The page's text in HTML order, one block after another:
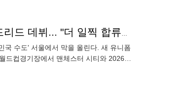
'스페인으로 돌아온 슛돌이' 이강인, 마침내 서울에서 AT 마드리드 데뷔... "더 일찍 합류하지 못해 아쉬웠다"→생애 첫 'No.7' 출격
국 수도' 서울에서 막을 올린다. 새 유니폼
컵경기장에서 맨체스터 시티와 2026년